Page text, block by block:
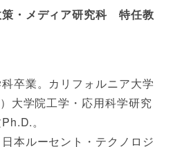
・メディア研究科 特任教
卒業。カリフォルニア大学
大学院工学・応用科学研究
。
本ルーセント・テクノロジ